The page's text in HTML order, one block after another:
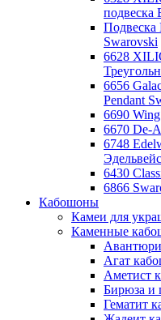
подвеска
Подвеска
Swarovski
6628
6656
Pendant
6690
6670 De-
6748
Эдельвейс
6430
6866
Кабошоны
Камеи для
Каменные
Агат
Аметист
Бирюза и
Гематит